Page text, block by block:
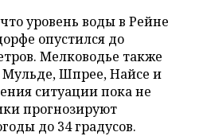
уровень воды в Рейне
опустился до
Мелководье также
Мульде, Шпрее, Найсе и
ситуации пока не
прогнозируют
до 34 градусов.